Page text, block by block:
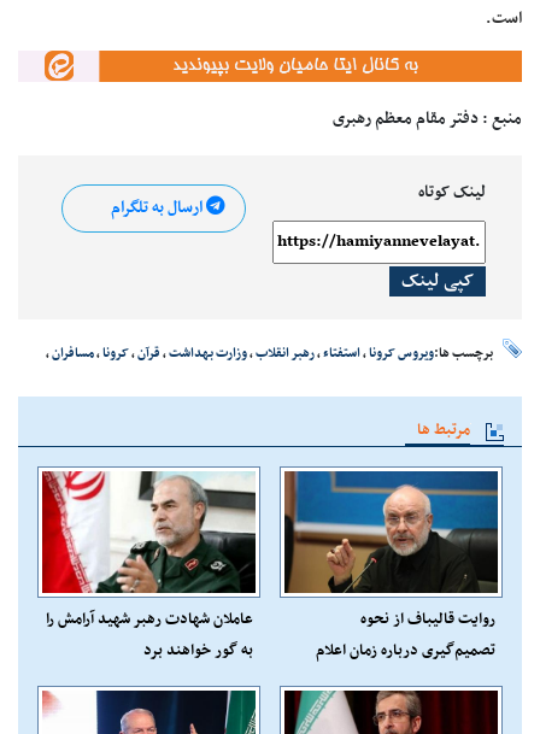
است.
منبع : دفتر مقام معظم رهبری
لینک کوتاه
کپی لینک
ارسال به تلگرام
برچسب ها:ویروس کرونا،استفتاء،رهبر انقلاب،وزارت بهداشت،قرآن،کرونا،مسافران،
مرتبط ها
روایت قالیباف از نحوه
تصمیم‌گیری درباره زمان اعلام
شهادت رهبر انقلاب
عاملان شهادت رهبر شهید آرامش را
به گور خواهند برد